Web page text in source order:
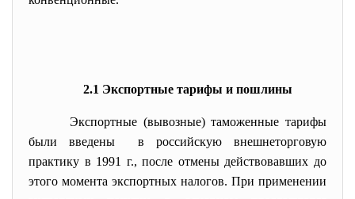
2.1 Экспортные тарифы и пошлины
Экспортные (вывозные) таможенные тарифы
были введены в российскую внешнеторговую
практику в 1991 г., после отмены действовавших до
этого момента экспортных налогов. При применении